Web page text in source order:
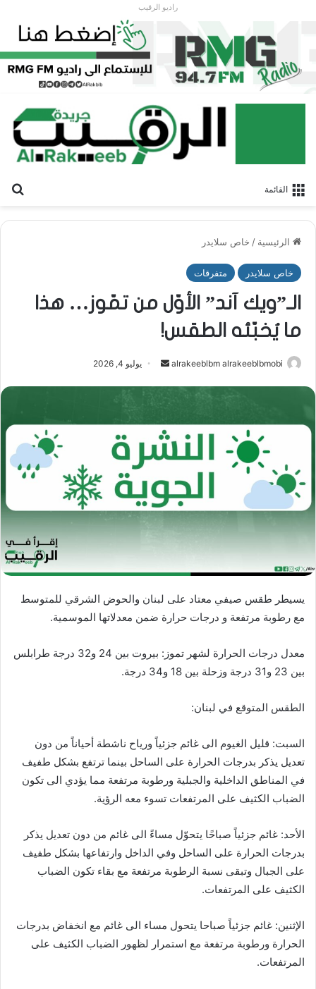
راديو الرقيب
القائمة
الرئيسية / خاص سلايدر
خاص سلايدر متفرقات
الـ”ويك آند” الأوّل من تمّوز… هذا
ما يُخبّئه الطقس!
alrakeeblbm alrakeeblbmobi
أرسل
إلكترونيا
يوليو 4, 2026
يسيطر طقس صيفي معتاد على لبنان والحوض الشرقي للمتوسط
مع رطوبة مرتفعة و درجات حرارة ضمن معدلاتها الموسمية.
معدل درجات الحرارة لشهر تموز: بيروت بين 24 و32 درجة طرابلس
بين 23 و31 درجة وزحلة بين 18 و34 درجة.
الطقس المتوقع في لبنان:
السبت: قليل الغيوم الى غائم جزئياً ورياح ناشطة أحياناً من دون
تعديل يذكر بدرجات الحرارة على الساحل بينما ترتفع بشكل طفيف
في المناطق الداخلية والجبلية ورطوبة مرتفعة مما يؤدي الى تكون
الضباب الكثيف على المرتفعات تسوء معه الرؤية.
الأحد: غائم جزئياً صباحًا يتحوّل مساءً الى غائم من دون تعديل يذكر
بدرجات الحرارة على الساحل وفي الداخل وارتفاعها بشكل طفيف
على الجبال وتبقى نسبة الرطوبة مرتفعة مع بقاء تكون الضباب
الكثيف على المرتفعات.
الإثنين: غائم جزئياً صباحا يتحول مساء الى غائم مع انخفاض بدرجات
الحرارة ورطوبة مرتفعة مع استمرار لظهور الضباب الكثيف على
المرتفعات.